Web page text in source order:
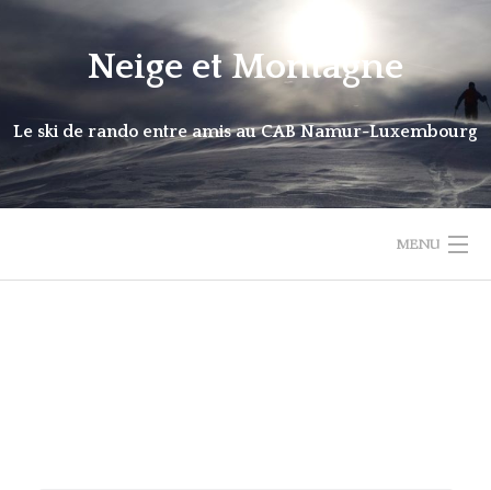
Neige et Montagne
Le ski de rando entre amis au CAB Namur-Luxembourg
MENU